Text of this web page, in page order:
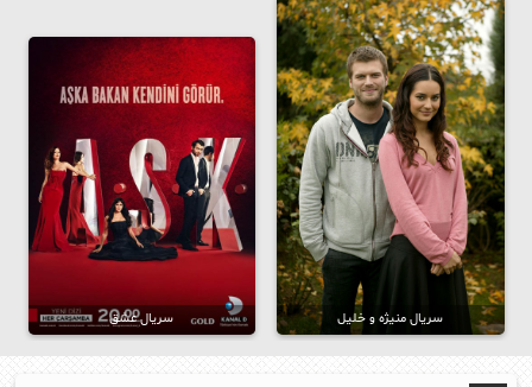
سریال منیژه و خلیل سریال عشق